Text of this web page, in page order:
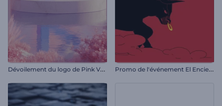
D
évoilement du logo de Pink Valley P
romo de l'événement El Encierro